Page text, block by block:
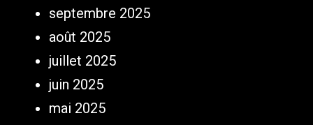
septembre 2025
août 2025
juillet 2025
juin 2025
mai 2025